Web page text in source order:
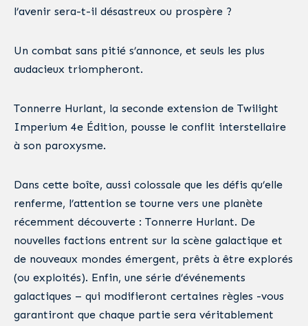
l’avenir sera-t-il désastreux ou prospère ?
Un combat sans pitié s’annonce, et seuls les plus
audacieux triompheront.
Tonnerre Hurlant, la seconde extension de Twilight
Imperium 4e Édition, pousse le conflit interstellaire
à son paroxysme.
Dans cette boîte, aussi colossale que les défis qu’elle
renferme, l’attention se tourne vers une planète
récemment découverte : Tonnerre Hurlant. De
nouvelles factions entrent sur la scène galactique et
de nouveaux mondes émergent, prêts à être explorés
(ou exploités). Enfin, une série d’événements
galactiques – qui modifieront certaines règles -vous
garantiront que chaque partie sera véritablement